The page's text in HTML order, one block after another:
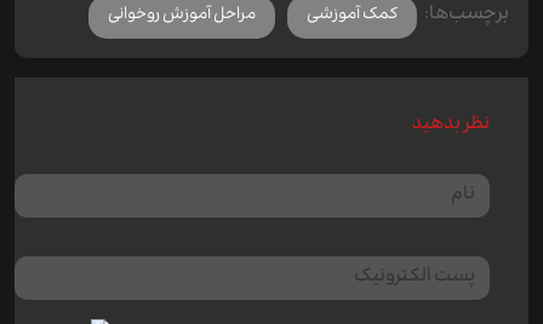
برچسب‌ها: کمک آموزشی مراحل آموزش روخوانی
نظر بدهید